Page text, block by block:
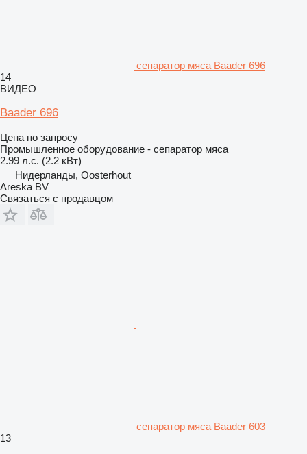
сепаратор мяса Baader 696
14
ВИДЕО
Baader 696
Цена по запросу
Промышленное оборудование - сепаратор мяса
2.99 л.с. (2.2 кВт)
Нидерланды, Oosterhout
Areska BV
Связаться с продавцом
сепаратор мяса Baader 603
13